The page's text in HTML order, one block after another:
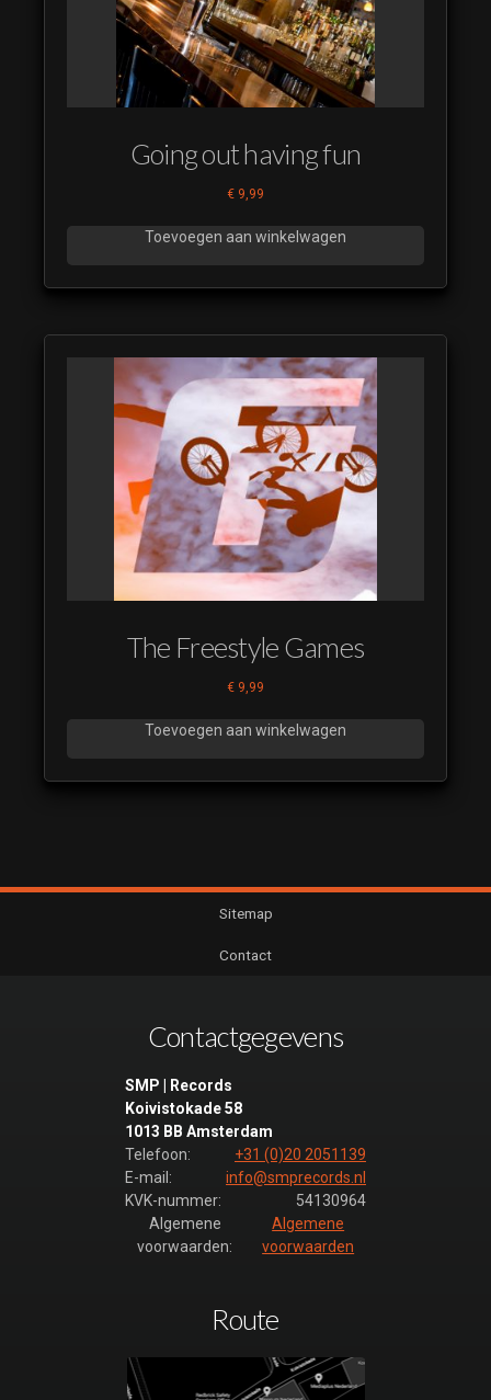
Going out having fun
€ 9,99
Toevoegen aan winkelwagen
The Freestyle Games
€ 9,99
Toevoegen aan winkelwagen
Sitemap
Contact
Contactgegevens
SMP | Records
Koivistokade 58
1013 BB Amsterdam
Telefoon:
+31 (0)20 2051139
E-mail:
info@smprecords.nl
KVK-nummer:
54130964
Algemene
voorwaarden:
Algemene
voorwaarden
Route